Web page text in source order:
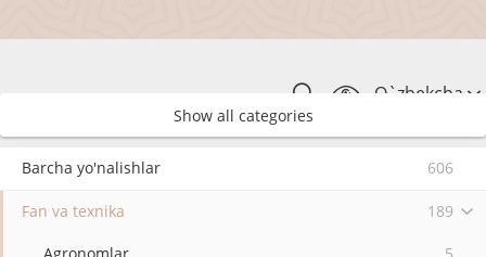
O`zbekcha
Show all categories
Barcha yo'nalishlar 606
Fan va texnika 189